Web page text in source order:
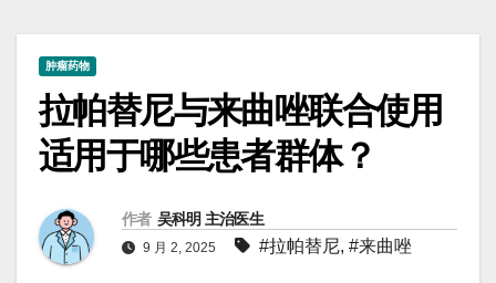
肿瘤药物
拉帕替尼与来曲唑联合使用
适用于哪些患者群体？
作者 吴科明 主治医生
9 月 2, 2025 #拉帕替尼, #来曲唑